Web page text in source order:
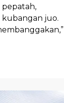
juo.